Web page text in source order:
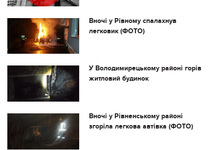
Вночі у Рівному спалахнув
легковик (ФОТО)
У Володимирецькому районі горів
житловий будинок
Вночі у Рівненському районі
згоріла легкова автівка (ФОТО)